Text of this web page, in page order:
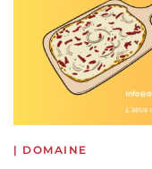
| DOMAINE